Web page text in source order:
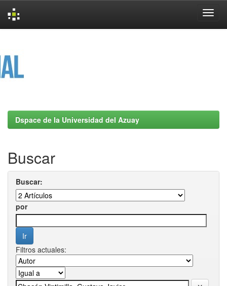
Dspace de la Universidad del Azuay
Buscar
Buscar:
por
Filtros actuales: